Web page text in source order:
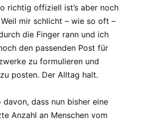
richtig offiziell ist’s aber noch
mir schlicht – wie so oft –
die Finger rann und ich
den passenden Post für
zu formulieren und
posten. Der Alltag halt.
davon, dass nun bisher eine
Anzahl an Menschen vom